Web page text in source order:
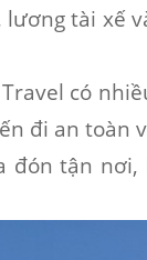
tài xế
có
đi an toàn
đón tận